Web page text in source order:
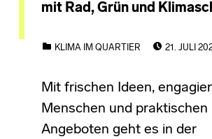
mit Rad, Grün und
KLIMA IM QUARTIER
21. JULI
Mit frischen Ideen,
Menschen und praktischen
Angeboten geht es in der